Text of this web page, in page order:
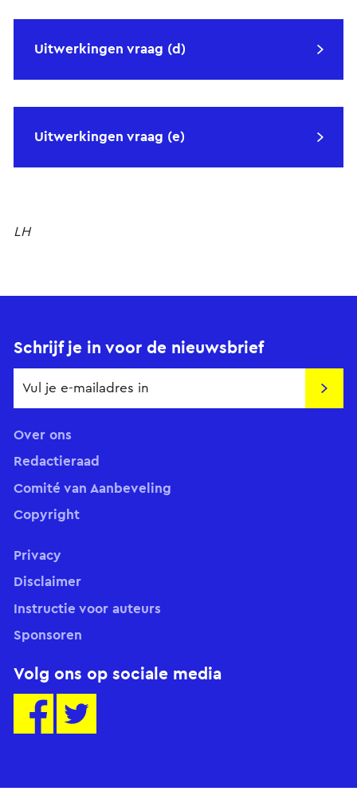
Uitwerkingen vraag (d)
Uitwerkingen vraag (e)
LH
Schrijf je in voor de nieuwsbrief
Over ons
Redactieraad
Comité van Aanbeveling
Copyright
Volg ons op sociale media
Privacy
Disclaimer
Instructie voor auteurs
Sponsoren